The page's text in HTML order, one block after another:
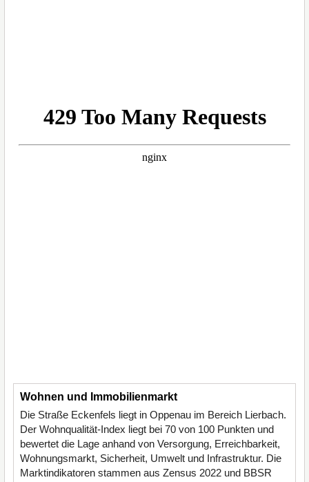
Wohnen und Immobilienmarkt
Die Straße Eckenfels liegt in Oppenau im Bereich Lierbach.
Der Wohnqualität-Index liegt bei 70 von 100 Punkten und
bewertet die Lage anhand von Versorgung, Erreichbarkeit,
Wohnungsmarkt, Sicherheit, Umwelt und Infrastruktur. Die
Marktindikatoren stammen aus Zensus 2022 und BBSR